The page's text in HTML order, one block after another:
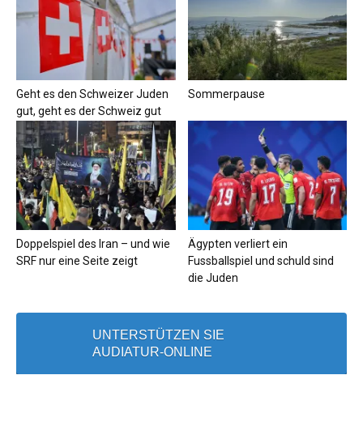
Geht es den Schweizer Juden
gut, geht es der Schweiz gut
Sommerpause
Doppelspiel des Iran – und wie
SRF nur eine Seite zeigt
Ägypten verliert ein
Fussballspiel und schuld sind
die Juden
UNTERSTÜTZEN SIE
AUDIATUR-ONLINE